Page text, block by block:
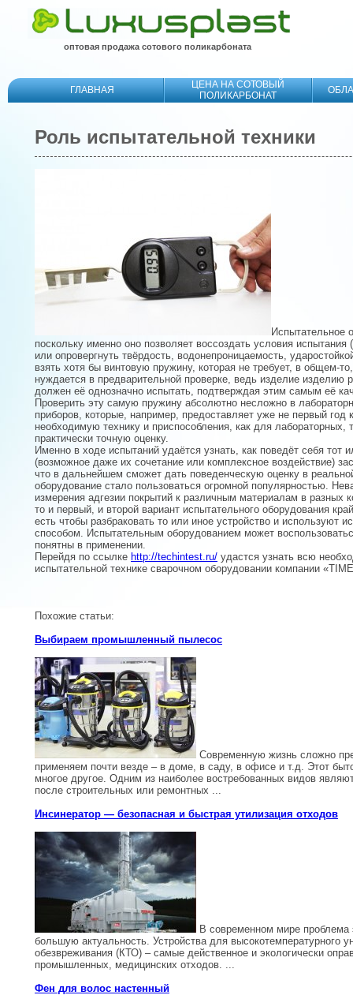
оптовая продажа сотового поликарбоната
ГЛАВНАЯ
ЦЕНА НА СОТОВЫЙ
ПОЛИКАРБОНАТ
Роль испытательной техники
Испытательное
поскольку именно оно позволяет воссоздать условия
или опровергнуть твёрдость, водонепроницаемость,
взять хотя бы винтовую пружину, которая не требует, в общем-
нуждается в предварительной проверке, ведь изделие
должен её однозначно испытать, подтверждая этим самым её
Проверить эту самую пружину абсолютно несложно в
приборов, которые, например, предоставляет уже не первый год
необходимую технику и приспособления, как для
практически точную оценку.
Именно в ходе испытаний удаётся узнать, как поведёт себя
(возможное даже их сочетание или комплексное воздействие)
что в дальнейшем сможет дать поведенческую оценку в
оборудование стало пользоваться огромной популярностью.
измерения адгезии покрытий к различным материалам в
то и первый, и второй вариант испытательного оборудования
есть чтобы разбраковать то или иное устройство и
способом. Испытательным оборудованием может
понятны в применении.
Перейдя по ссылке http://techintest.ru/ удастся узнать всю
испытательной технике сварочном оборудовании компании
Похожие статьи:
Выбираем промышленный пылесос
Современную жизнь сложно
применяем почти везде – в доме, в саду, в офисе и т.д. Этот
многое другое. Одним из наиболее востребованных видов
после строительных или ремонтных ...
Инсинератор — безопасная и быстрая утилизация отходов
В современном мире проблема
большую актуальность. Устройства для высокотемпературного
обезвреживания (КТО) – самые действенное и экологически
промышленных, медицинских отходов. ...
Фен для волос настенный